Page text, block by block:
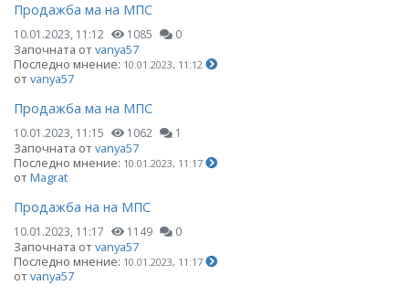
Продажба ма на МПС
10.01.2023, 11:12 1085 0
Започната отvanya57
Последно мнение: 10.01.2023, 11:12
отvanya57
Продажба ма на МПС
10.01.2023, 11:15 1062 1
Започната отvanya57
Последно мнение: 10.01.2023, 11:17
отMagrat
Продажба на на МПС
10.01.2023, 11:17 1149 0
Започната отvanya57
Последно мнение: 10.01.2023, 11:17
отvanya57